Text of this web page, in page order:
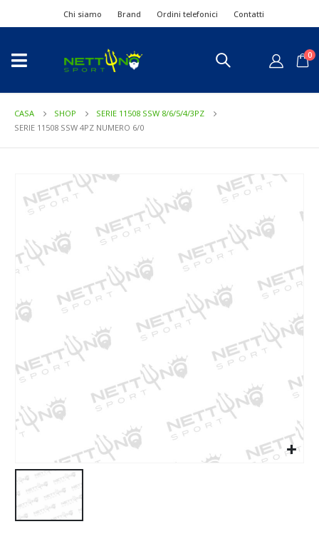
Chi siamo Brand Ordini telefonici Contatti
0
CASA SHOP
SERIE 11508 SSW 8/6/5/4/3PZ
SERIE 11508 SSW 4PZ NUMERO 6/0